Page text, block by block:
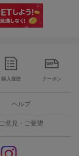
購入履歴 クーポン
ヘルプ
ご意見・ご要望